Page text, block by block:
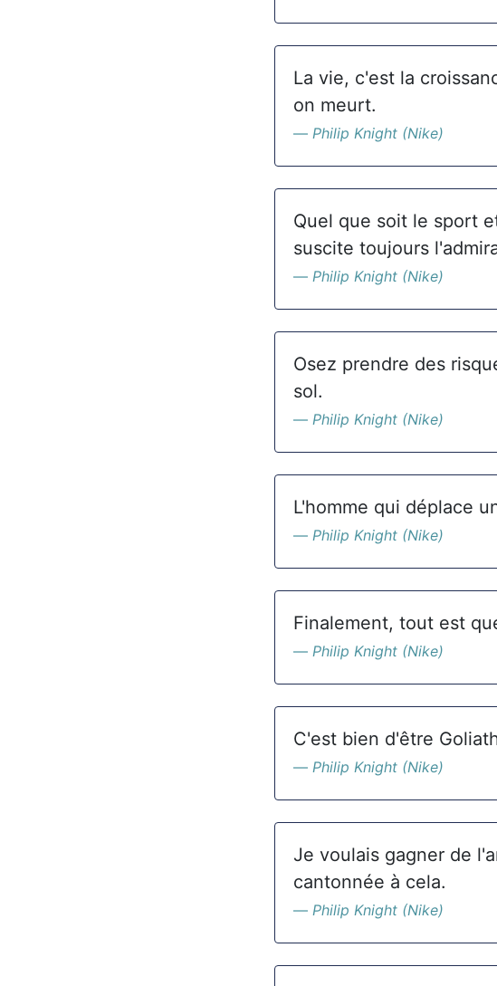
La vie, c'est la
on meurt.
Philip Knight (Nike)
Quel que soit le sport
suscite toujours
Philip Knight (Nike)
Osez prendre des
sol.
Philip Knight (Nike)
L'homme qui déplace
Philip Knight (Nike)
Finalement, tout est
Philip Knight (Nike)
C'est bien d'être
Philip Knight (Nike)
Je voulais gagner de
cantonnée à cela.
Philip Knight (Nike)